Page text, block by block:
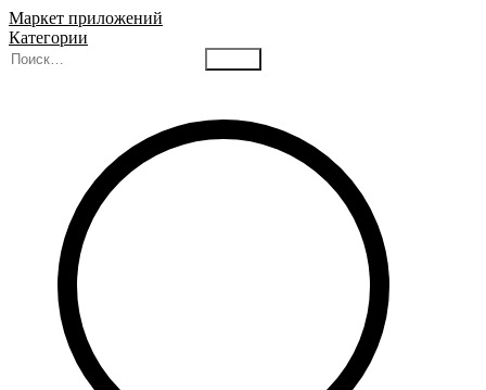
Маркет приложений
Категории